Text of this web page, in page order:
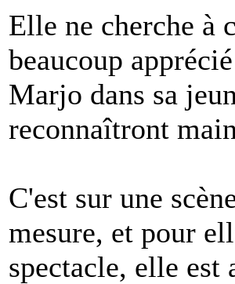
Elle ne cherche à
beaucoup
Marjo dans sa
reconnaîtront
C'est sur une
mesure, et pour
spectacle, elle est